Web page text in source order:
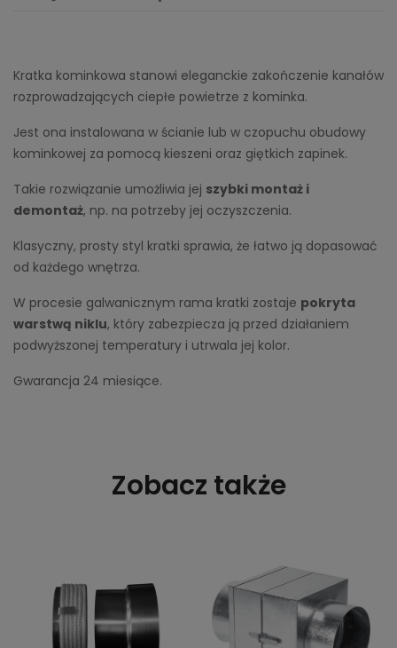
Kratka kominkowa stanowi eleganckie zakończenie kanałów
rozprowadzających ciepłe powietrze z kominka.
Jest ona instalowana w ścianie lub w czopuchu obudowy
kominkowej za pomocą kieszeni oraz giętkich zapinek.
Takie rozwiązanie umożliwia jej szybki montaż i
demontaż, np. na potrzeby jej oczyszczenia.
Klasyczny, prosty styl kratki sprawia, że łatwo ją dopasować
od każdego wnętrza.
W procesie galwanicznym rama kratki zostaje pokryta
warstwą niklu, który zabezpiecza ją przed działaniem
podwyższonej temperatury i utrwala jej kolor.
Gwarancja 24 miesiące.
Zobacz także